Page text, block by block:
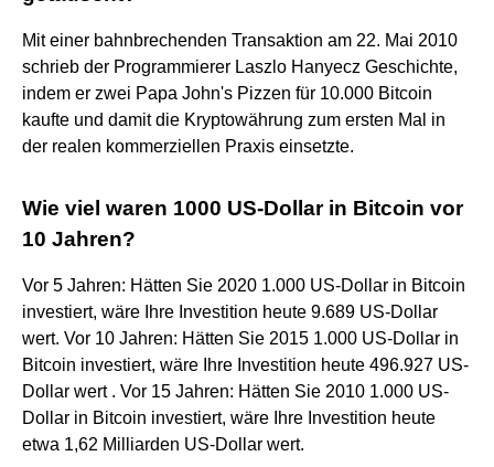
Mit einer bahnbrechenden Transaktion am 22. Mai 2010
schrieb der Programmierer Laszlo Hanyecz Geschichte,
indem er zwei Papa John's Pizzen für 10.000 Bitcoin
kaufte und damit die Kryptowährung zum ersten Mal in
der realen kommerziellen Praxis einsetzte.
Wie viel waren 1000 US-Dollar in Bitcoin vor
10 Jahren?
Vor 5 Jahren: Hätten Sie 2020 1.000 US-Dollar in Bitcoin
investiert, wäre Ihre Investition heute 9.689 US-Dollar
wert. Vor 10 Jahren: Hätten Sie 2015 1.000 US-Dollar in
Bitcoin investiert, wäre Ihre Investition heute 496.927 US-
Dollar wert . Vor 15 Jahren: Hätten Sie 2010 1.000 US-
Dollar in Bitcoin investiert, wäre Ihre Investition heute
etwa 1,62 Milliarden US-Dollar wert.